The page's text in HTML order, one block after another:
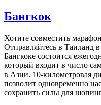
Бангкок
Хотите совместить
Отправляйтесь в Таиланд
Бангкоке состоится
который входит в число
в Азии. 10-километровая
позволит одновременно
сохранить силы для